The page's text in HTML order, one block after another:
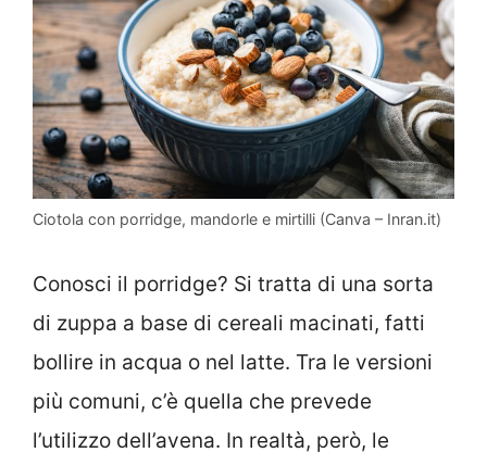
Ciotola con porridge, mandorle e mirtilli (Canva – Inran.it)
Conosci il porridge? Si tratta di una sorta
di zuppa a base di cereali macinati, fatti
bollire in acqua o nel latte. Tra le versioni
più comuni, c’è quella che prevede
l’utilizzo dell’avena. In realtà, però, le